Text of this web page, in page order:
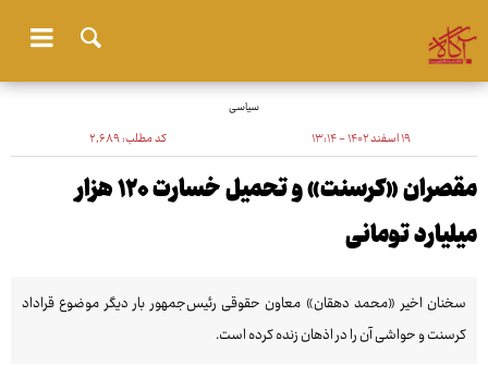
سیاسی
۱۹ اسفند ۱۴۰۲ - ۱۳:۱۴ کد مطلب:۲٬۶۸۹
مقصران «کرسنت» و تحمیل خسارت ۱۲۰ هزار
میلیارد تومانی
سخنان اخیر «محمد دهقان» معاون حقوقی رئیس‌جمهور بار دیگر موضوع قراداد
کرسنت و حواشی آن را در اذهان زنده کرده است.